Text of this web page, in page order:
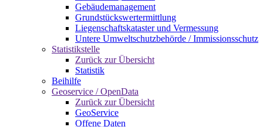
Gebäudemanagement
Grundstückswertermittlung
Liegenschaftskataster und Vermessung
Untere Umweltschutzbehörde / Immissionsschutz
Statistikstelle
Zurück zur Übersicht
Statistik
Beihilfe
Geoservice / OpenData
Zurück zur Übersicht
GeoService
Offene Daten